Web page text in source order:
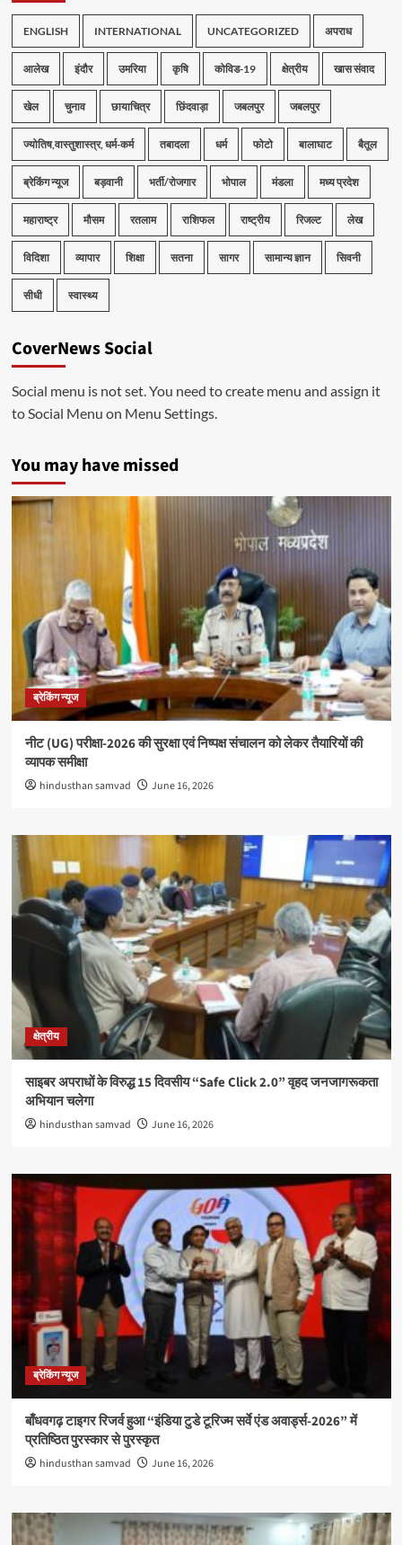
ENGLISH INTERNATIONAL UNCATEGORIZED अपराध
आलेख इंदौर उमरिया कृषि कोविड-19 क्षेत्रीय खास संवाद
खेल चुनाव छायाचित्र छिंदवाड़ा जबलपुर जबलपुर
ज्योतिष,वास्तुशास्त्र, धर्म-कर्म तबादला धर्म फोटो बालाघाट बैतूल
ब्रेकिंग न्यूज बड़वानी भर्ती/रोजगार भोपाल मंडला मध्य प्रदेश
महाराष्ट्र मौसम रतलाम राशिफल राष्ट्रीय रिजल्ट लेख
विदिशा व्यापार शिक्षा सतना सागर सामान्य ज्ञान सिवनी
सीधी स्वास्थ्य
CoverNews Social
Social menu is not set. You need to create menu and assign it
to Social Menu on Menu Settings.
You may have missed
ब्रेकिंग न्यूज
नीट (UG) परीक्षा-2026 की सुरक्षा एवं निष्पक्ष संचालन को लेकर तैयारियों की
व्यापक समीक्षा
hindusthan samvad June 16, 2026
क्षेत्रीय
साइबर अपराधों के विरुद्ध 15 दिवसीय “Safe Click 2.0” वृहद जनजागरूकता
अभियान चलेगा
hindusthan samvad June 16, 2026
ब्रेकिंग न्यूज
बाँधवगढ़ टाइगर रिजर्व हुआ “इंडिया टुडे टूरिज्म सर्वे एंड अवार्ड्स-2026” में
प्रतिष्ठित पुरस्कार से पुरस्कृत
hindusthan samvad June 16, 2026